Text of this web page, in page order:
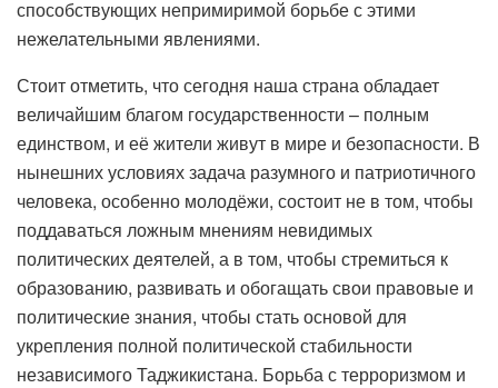
способствующих непримиримой борьбе с этими
нежелательными явлениями.
Стоит отметить, что сегодня наша страна обладает
величайшим благом государственности – полным
единством, и её жители живут в мире и безопасности. В
нынешних условиях задача разумного и патриотичного
человека, особенно молодёжи, состоит не в том, чтобы
поддаваться ложным мнениям невидимых
политических деятелей, а в том, чтобы стремиться к
образованию, развивать и обогащать свои правовые и
политические знания, чтобы стать основой для
укрепления полной политической стабильности
независимого Таджикистана. Борьба с терроризмом и